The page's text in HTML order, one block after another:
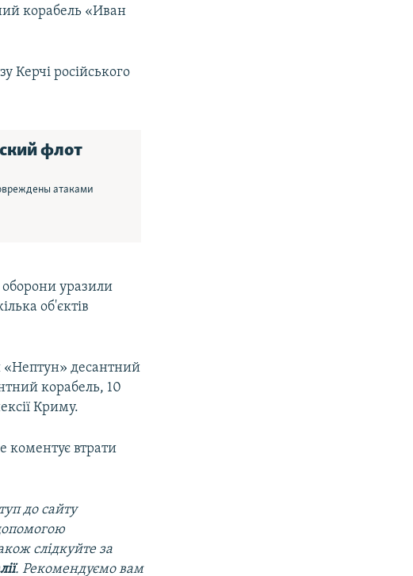
корабель «Иван
Керчі російського
уразили
об'єктів
«Нептун» десантний
корабель, 10
Криму.
коментує втрати
до сайту
слідкуйте за
. Рекомендуємо вам